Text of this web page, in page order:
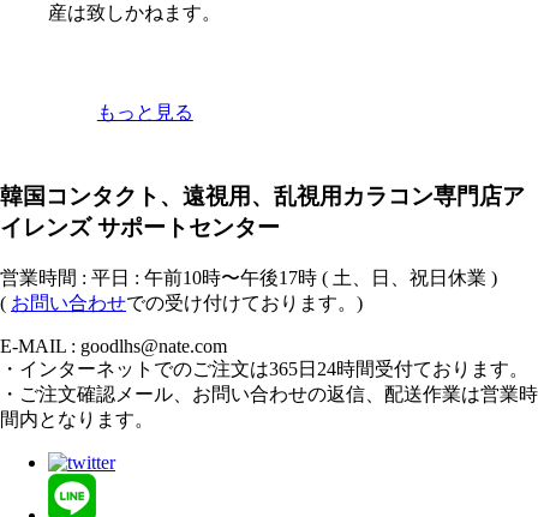
産は致しかねます。
もっと見る
韓国コンタクト、遠視用、乱視用カラコン専門店ア
イレンズ サポートセンター
営業時間 : 平日 : 午前10時〜午後17時 ( 土、日、祝日休業 )
( お問い合わせでの受け付けております。)
E-MAIL : goodlhs@nate.com
・インターネットでのご注文は365日24時間受付ております。
・ご注文確認メール、お問い合わせの返信、配送作業は営業時
間内となります。